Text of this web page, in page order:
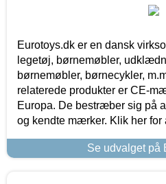
Eurotoys.dk er en dansk
legetøj, børnemøbler,
børnemøbler, børnecykler,
relaterede produkter er CE-
Europa. De bestræber sig på
og kendte mærker. Klik her for
Se udvalget på